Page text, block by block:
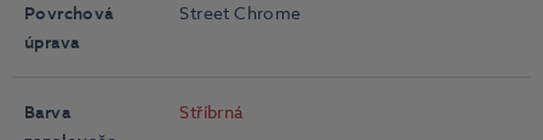
Povrchová
úprava
Street Chrome
Barva
Stříbrná